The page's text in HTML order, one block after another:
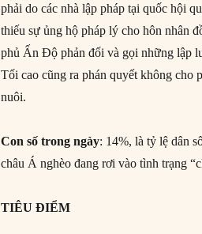
phải do các nhà lập pháp tại quốc hội
thiếu sự ủng hộ pháp lý cho hôn nhân
phủ Ấn Độ phản đối và gọi những lập
Tối cao cũng ra phán quyết không cho
nuôi.
Con số trong ngày: 14%, là tỷ lệ dân
châu Á nghèo đang rơi vào tình trạng
TIÊU ĐIỂM